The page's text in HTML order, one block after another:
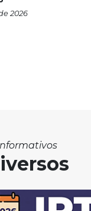
2026